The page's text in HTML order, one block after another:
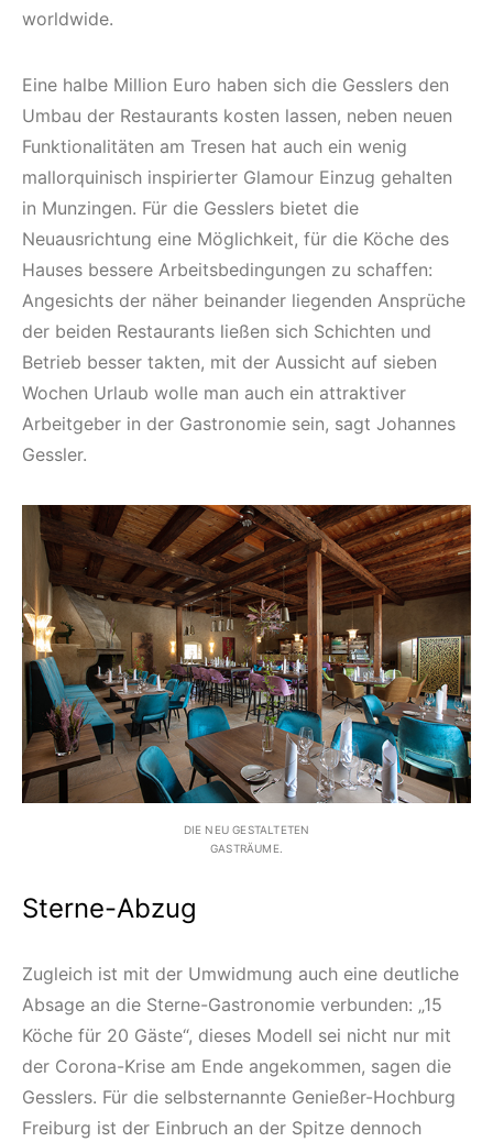
worldwide.
Eine halbe Million Euro haben sich die Gesslers den
Umbau der Restaurants kosten lassen, neben neuen
Funktionalitäten am Tresen hat auch ein wenig
mallorquinisch inspirierter Glamour Einzug gehalten
in Munzingen. Für die Gesslers bietet die
Neuausrichtung eine Möglichkeit, für die Köche des
Hauses bessere Arbeitsbedingungen zu schaffen:
Angesichts der näher beinander liegenden Ansprüche
der beiden Restaurants ließen sich Schichten und
Betrieb besser takten, mit der Aussicht auf sieben
Wochen Urlaub wolle man auch ein attraktiver
Arbeitgeber in der Gastronomie sein, sagt Johannes
Gessler.
DIE NEU GESTALTETEN
GASTRÄUME.
Sterne-Abzug
Zugleich ist mit der Umwidmung auch eine deutliche
Absage an die Sterne-Gastronomie verbunden: „15
Köche für 20 Gäste“, dieses Modell sei nicht nur mit
der Corona-Krise am Ende angekommen, sagen die
Gesslers. Für die selbsternannte Genießer-Hochburg
Freiburg ist der Einbruch an der Spitze dennoch